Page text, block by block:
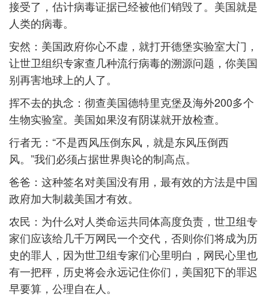
接受了，估计病毒证据已经被他们销毁了。美国就是
人类的病毒。
安然：美国政府你心不虚，就打开德堡实验室大门，
让世卫组织专家查几种流行病毒的溯源问题，你美国
别再害地球上的人了。
挥不去的执念：彻查美国德特里克堡及海外200多个
生物实验室。美国如果沒有阴谋就开放检查。
行者无：“不是西风压倒东风，就是东风压倒西
风。”我们必须占据世界舆论的制高点。
爸爸：这种签名对美国没有用，最有效的方法是中国
政府加大制裁美国才有效。
农民：为什么对人类命运共同体高度负责，世卫组专
家们应该给几千万网民一个交代，否则你们将成为历
史的罪人，因为世卫组专家们心里明白，网民心里也
有一把秤，历史将会永远记住你们，美国犯下的罪迟
早要算，公理自在人。